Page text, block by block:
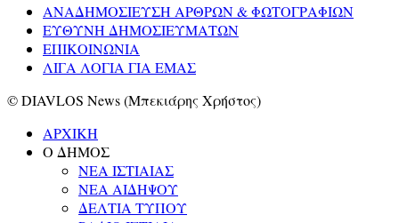
ΑΝΑΔΗΜΟΣΙΕΥΣΗ ΑΡΘΡΩΝ & ΦΩΤΟΓΡΑΦΙΩΝ
ΕΥΘΥΝΗ ΔΗΜΟΣΙΕΥΜΑΤΩΝ
ΕΠΙΚΟΙΝΩΝΙΑ
ΛΙΓΑ ΛΟΓΙΑ ΓΙΑ ΕΜΑΣ
© DIAVLOS News (Μπεκιάρης Χρήστος)
ΑΡΧΙΚΗ
Ο ΔΗΜΟΣ
ΝΕΑ ΙΣΤΙΑΙΑΣ
ΝΕΑ ΑΙΔΗΨΟΥ
ΔΕΛΤΙΑ ΤΥΠΟΥ